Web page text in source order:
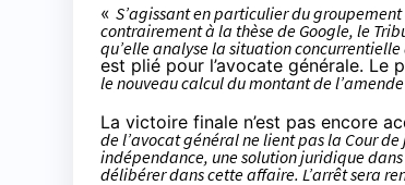
« S’agissant en particulier du
contrairement à la thèse de Google, le
qu’elle analyse la situation
est plié pour l’avocate générale. Le
le nouveau calcul du montant de l’amende
La victoire finale n’est pas encore
de l’avocat général ne lient pas la Cour
indépendance, une solution juridique
délibérer dans cette affaire. L’arrêt sera